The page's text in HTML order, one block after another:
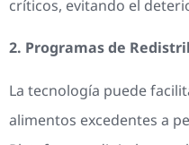
críticos, evitando el
2. Programas de
La tecnología puede
alimentos excedentes a